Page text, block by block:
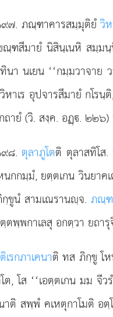
๗. ภณฺฑาคารสมฺมุติยํวิ
ฑสีมายํ นิสินฺเนหิ สมฺม
ทินา นเยน ‘‘กมฺมวาจ
หาเร อุปจารสีมายํ กโร
ถายํ (วิ. สงฺค. อฏฺ. ๒๒๖)
๘. ตุลาภูโตติ ตุลาสทิโส.
กกมฺมํ, ยตฺตเกน วินยา
ขูนํ สามเณรานฺจ.ภณฺฑ
ตพฺพกาเลสุ อกตฺวา ยถา
เรกภาเคนาติ ทส ภิกฺขู โห
ต, โส ‘‘เอตฺตเกน มม จี
าติ สพฺพํ คเหตุกาโมติ อ